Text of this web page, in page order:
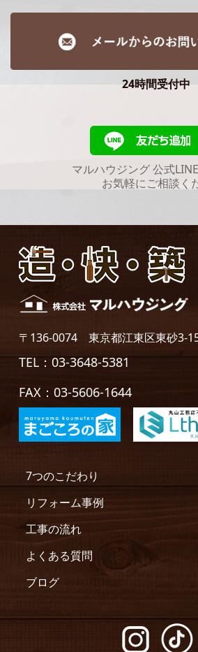
24時間受付中
マルハウジング 公式
お気軽にご相談く
〒136-0074 東京都江東区東砂3-
TEL：03-3648-5381
FAX：03-5606-1644
7つのこだわり
リフォーム事例
工事の流れ
よくある質問
ブログ